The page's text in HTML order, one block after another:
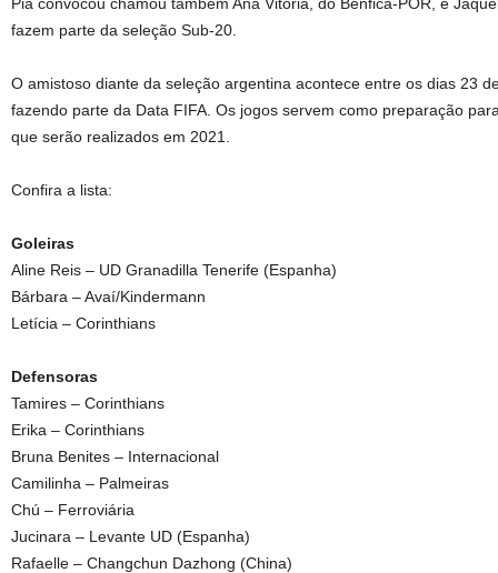
fazem parte da seleção Sub-20.
O amistoso diante da seleção argentina acontece entre os dias 23
fazendo parte da Data FIFA. Os jogos servem como preparação
que serão realizados em 2021.
Confira a lista:
Goleiras
Aline Reis – UD Granadilla Tenerife (Espanha)
Bárbara – Avaí/Kindermann
Letícia – Corinthians
Defensoras
Tamires – Corinthians
Erika – Corinthians
Bruna Benites – Internacional
Camilinha – Palmeiras
Chú – Ferroviária
Jucinara – Levante UD (Espanha)
Rafaelle – Changchun Dazhong (China)